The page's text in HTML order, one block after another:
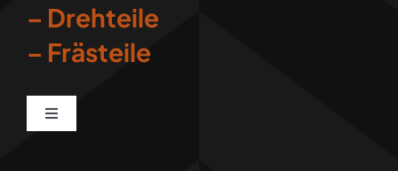
– Drehteile
– Frästeile
Toggle